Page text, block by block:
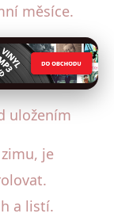
měsíce.
uložením
je
a listí.